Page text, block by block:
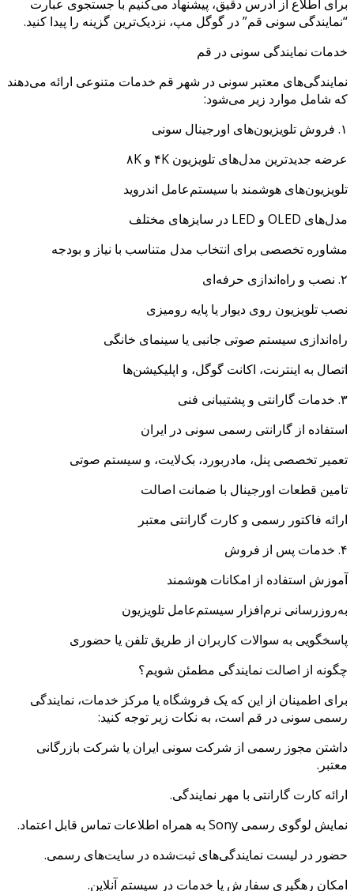
برای اطلاع از آدرس دقیق، پیشنهاد می‌کنیم با جستجوی عبارت
“نمایندگی سونی قم” در گوگل مپ، نزدیک‌ترین گزینه را پیدا کنید.
خدمات نمایندگی سونی در قم
نمایندگی‌های معتبر سونی در شهر قم خدمات متنوعی ارائه می‌دهند
که شامل موارد زیر می‌شود:
۱. فروش تلویزیون‌های اورجینال سونی
عرضه جدیدترین مدل‌های تلویزیون ۴K و ۸K
تلویزیون‌های هوشمند با سیستم‌عامل اندروید
مدل‌های OLED و LED در سایزهای مختلف
مشاوره تخصصی برای انتخاب مدل متناسب با نیاز و بودجه
۲. نصب و راه‌اندازی حرفه‌ای
نصب تلویزیون روی دیوار یا پایه رومیزی
راه‌اندازی سیستم صوتی جانبی یا سینمای خانگی
اتصال به اینترنت، اکانت گوگل، و اپلیکیشن‌ها
۳. خدمات گارانتی و پشتیبانی فنی
استفاده از گارانتی رسمی سونی در ایران
تعمیر تخصصی پنل، مادربورد، بک‌لایت، و سیستم صوتی
تامین قطعات اورجینال با ضمانت اصالت
ارائه فاکتور رسمی و کارت گارانتی معتبر
۴. خدمات پس از فروش
آموزش استفاده از امکانات هوشمند
به‌روزرسانی نرم‌افزار سیستم‌عامل تلویزیون
پاسخگویی به سوالات کاربران از طریق تلفن یا حضوری
چگونه از اصالت نمایندگی مطمئن شویم؟
برای اطمینان از این که یک فروشگاه یا مرکز خدمات، نمایندگی
رسمی سونی در قم است، به نکات زیر توجه کنید:
داشتن مجوز رسمی از شرکت سونی ایران یا شرکت بازرگانی
معتبر.
ارائه کارت گارانتی با مهر نمایندگی.
نمایش لوگوی رسمی Sony به همراه اطلاعات تماس قابل اعتماد.
حضور در لیست نمایندگی‌های ثبت‌شده در سایت‌های رسمی.
امکان رهگیری سفارش یا خدمات در سیستم آنلاین.